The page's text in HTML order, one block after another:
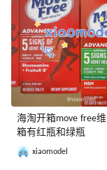
海淘开箱move free
箱有红瓶和绿瓶
xiaomodel